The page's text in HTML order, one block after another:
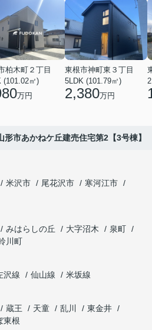
柏木町２丁目
(101.02㎡)
万円
東根市神町東３丁目
5LDK (101.79㎡)
2,380万円
形市あかねケ丘建売住宅第2【3号棟】
米沢市 尾花沢市
寒河江市
みはらしの丘 大字沼木
泉町
川町
沢線 仙山線
米坂線
蔵王 天童 乱川
東金井
東根